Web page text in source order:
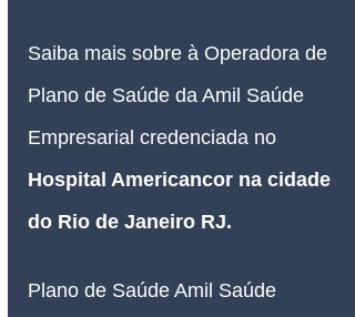
Saiba mais sobre à Operadora de
Plano de Saúde da Amil Saúde
Empresarial credenciada no
Hospital Americancor na cidade
do Rio de Janeiro RJ.
Plano de Saúde Amil Saúde